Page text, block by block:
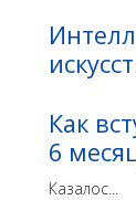
Как
6
Казалос...